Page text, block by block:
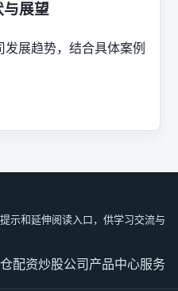
展望
展趋势，结合具体案例
示和延伸阅读入口，供学习交流与
配资炒股公司 产品中心服务